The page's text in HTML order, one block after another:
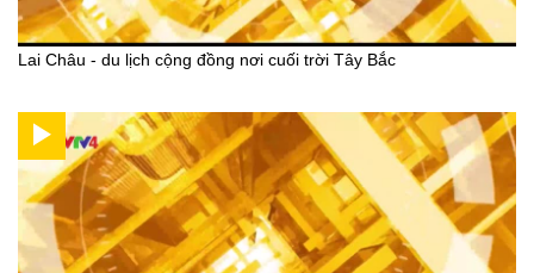
Lai Châu - du lịch cộng đồng nơi cuối trời Tây Bắc